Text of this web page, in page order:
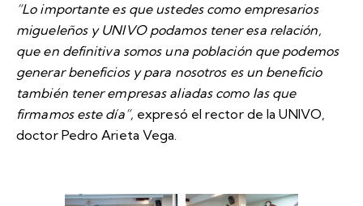
“Lo importante es que ustedes como empresarios
migueleños y UNIVO podamos tener esa relación,
que en definitiva somos una población que podemos
generar beneficios y para nosotros es un beneficio
también tener empresas aliadas como las que
firmamos este día”, expresó el rector de la UNIVO,
doctor Pedro Arieta Vega.